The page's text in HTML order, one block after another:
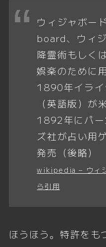
ウィジャボー
board、ウィ
降霊術もしく
娯楽のために
1890年イライ
（英語版）が
1892年にパー
ズ社が占い用
発売（後略）
wikipedia – ウィ
ら引用
ほうほう。特許をも